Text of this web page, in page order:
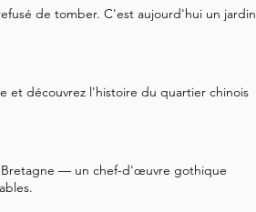
de tomber. C'est aujourd'hui un jardin
et découvrez l'histoire du quartier chinois
Bretagne — un chef-d'œuvre gothique